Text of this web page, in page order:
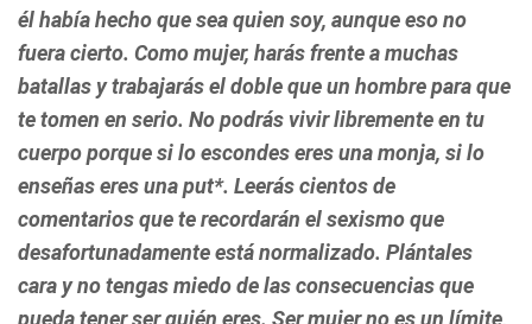
él había hecho que sea quien soy, aunque eso no
fuera cierto. Como mujer, harás frente a muchas
batallas y trabajarás el doble que un hombre para que
te tomen en serio. No podrás vivir libremente en tu
cuerpo porquesi lo escondes eres una monja, si lo
enseñas eres una put*. Leerás cientos de
comentarios que te recordarán el sexismo que
desafortunadamente está normalizado. Plántales
cara y no tengas miedo de las consecuencias que
pueda tener ser quién eres. Ser mujer no es un límite,